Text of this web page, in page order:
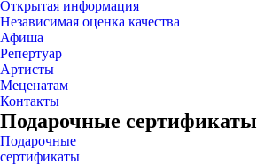
Открытая информация
Независимая оценка качества
Афиша
Репертуар
Артисты
Меценатам
Контакты
Подарочные сертификаты
Подарочные
сертификаты